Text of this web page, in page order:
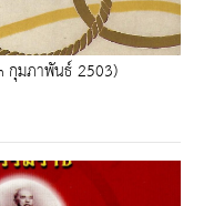
กุมภาพันธ์ 2503)